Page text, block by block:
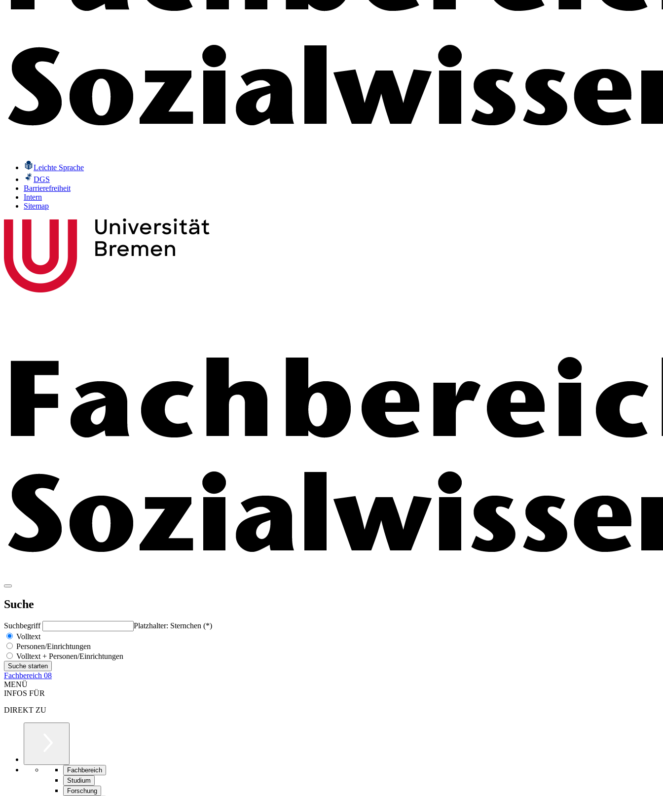
Leichte Sprache
DGS
Barrierefreiheit
Intern
Sitemap
Suche
Suchbegriff
Platzhalter: Sternchen (*)
Volltext
Personen/Einrichtungen
Volltext + Personen/Einrichtungen
Fachbereich 08
MENÜ
INFOS FÜR
DIREKT ZU
Fachbereich
Studium
Forschung